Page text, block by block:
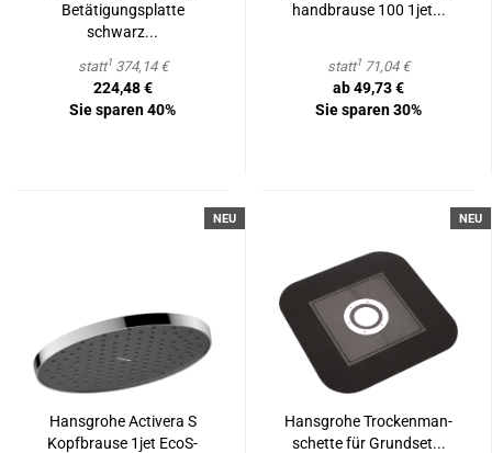
Be­tä­ti­gungs­plat­te
schwarz...
statt1374,14 €
224,48 €
Sie sparen 40%
hand­brau­se 100 1jet...
statt1 71,04 €
ab 49,73 €
Sie sparen 30%
NEU
Hans­gro­he Ac­ti­ve­ra S
Kopf­brau­se 1jet Ec­oS­
NEU
Hans­gro­he Tro­cken­man­
schet­te für Grund­set...